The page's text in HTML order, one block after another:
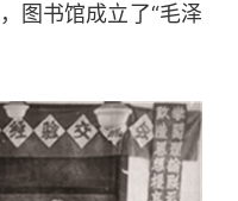
图书馆成立了“毛泽